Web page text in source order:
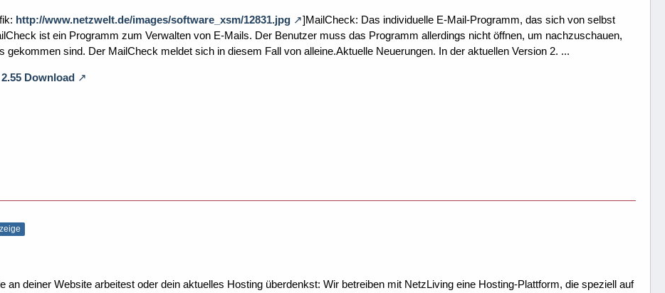
http://www.netzwelt.de/images/software_xsm/12831.jpg
]MailCheck: Das individuelle E-Mail-Programm, das sich von selbst
ist ein Programm zum Verwalten von E-Mails. Der Benutzer muss das Programm allerdings nicht öffnen, um nachzuschauen,
gekommen sind. Der MailCheck meldet sich in diesem Fall von alleine.Aktuelle Neuerungen. In der aktuellen Version 2. ...
Download
an deiner Website arbeitest oder dein aktuelles Hosting überdenkst: Wir betreiben mit NetzLiving eine Hosting-Plattform, die speziell auf